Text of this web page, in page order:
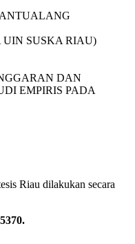
SUSKA RIAU)
DAN
EMPIRIS PADA
Riau dilakukan secara